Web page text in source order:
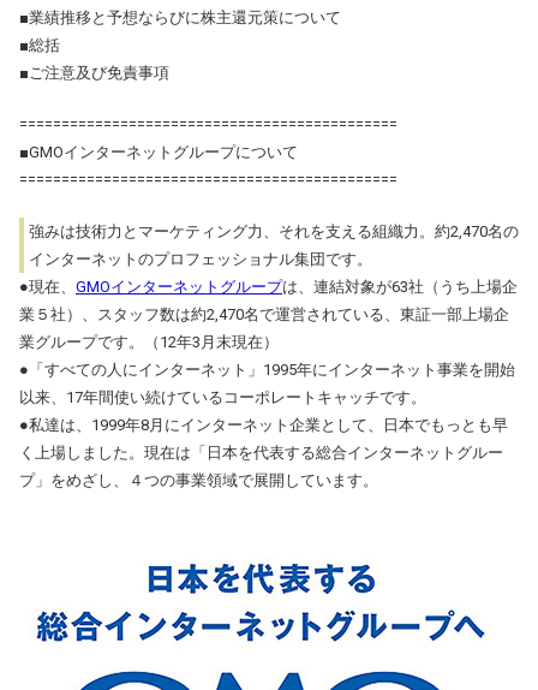
■業績推移と予想ならびに株主還元策について
■総括
■ご注意及び免責事項
=============================================
■GMOインターネットグループについて
=============================================
強みは技術力とマーケティング力、それを支える組織力。約2,470名の
インターネットのプロフェッショナル集団です。
●現在、 GMOインターネットグループは、連結対象が63社（うち上場企
業５社）、スタッフ数は約2,470名で運営されている、東証一部上場企
業グループです。（12年3月末現在）
●「すべての人にインターネット」1995年にインターネット事業を開始
以来、17年間使い続けているコーポレートキャッチです。
●私達は、1999年8月にインターネット企業として、日本でもっとも早
く上場しました。現在は「日本を代表する総合インターネットグルー
プ」をめざし、４つの事業領域で展開しています。